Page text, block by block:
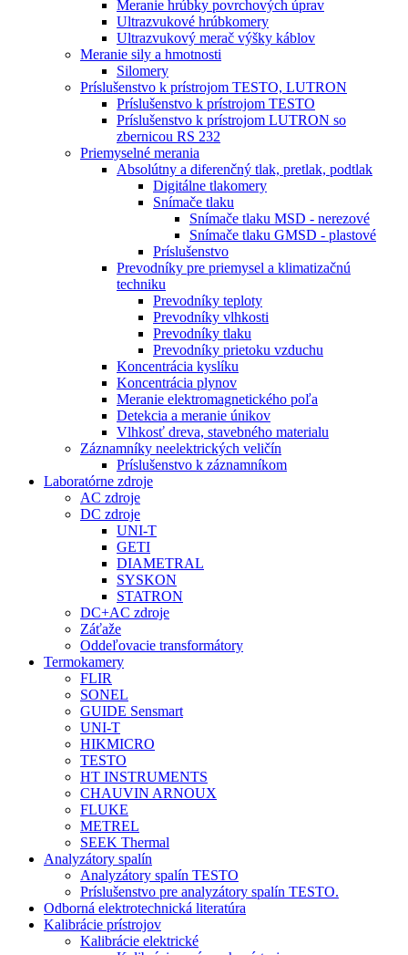
Meranie hrúbky povrchových úprav
Ultrazvukové hrúbkomery
Ultrazvukový merač výšky káblov
Meranie sily a hmotnosti
Silomery
Príslušenstvo k prístrojom TESTO, LUTRON
Príslušenstvo k prístrojom TESTO
Príslušenstvo k prístrojom LUTRON so
zbernicou RS 232
Priemyselné merania
Absolútny a diferenčný tlak, pretlak, podtlak
Digitálne tlakomery
Snímače tlaku
Snímače tlaku MSD - nerezové
Snímače tlaku GMSD - plastové
Príslušenstvo
Prevodníky pre priemysel a klimatizačnú
techniku
Prevodníky teploty
Prevodníky vlhkosti
Prevodníky tlaku
Prevodníky prietoku vzduchu
Koncentrácia kyslíku
Koncentrácia plynov
Meranie elektromagnetického poľa
Detekcia a meranie únikov
Vlhkosť dreva, stavebného materialu
Záznamníky neelektrických veličín
Príslušenstvo k záznamníkom
Laboratórne zdroje
AC zdroje
DC zdroje
UNI-T
GETI
DIAMETRAL
SYSKON
STATRON
DC+AC zdroje
Záťaže
Oddeľovacie transformátory
Termokamery
FLIR
SONEL
GUIDE Sensmart
UNI-T
HIKMICRO
TESTO
HT INSTRUMENTS
CHAUVIN ARNOUX
FLUKE
METREL
SEEK Thermal
Analyzátory spalín
Analyzátory spalín TESTO
Príslušenstvo pre analyzátory spalín TESTO.
Odborná elektrotechnická literatúra
Kalibrácie prístrojov
Kalibrácie elektrické